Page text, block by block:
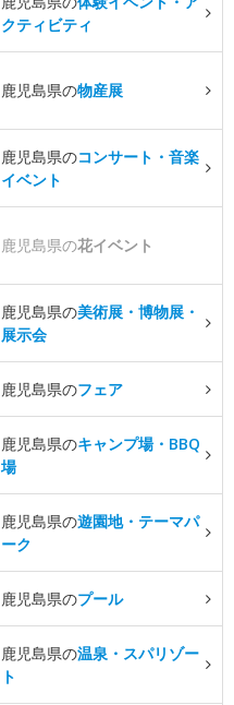
クティビティ
鹿児島県の物産展
鹿児島県のコンサート・音楽
イベント
鹿児島県の花イベント
鹿児島県の美術展・博物展・
展示会
鹿児島県のフェア
鹿児島県のキャンプ場・BBQ
場
鹿児島県の遊園地・テーマパ
ーク
鹿児島県のプール
鹿児島県の温泉・スパリゾー
ト